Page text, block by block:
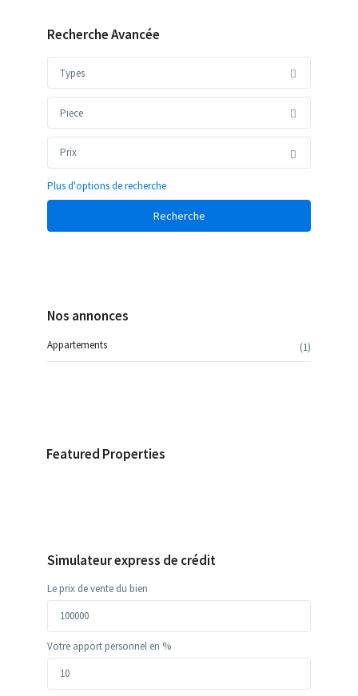
Recherche Avancée
Types
Piece
Prix
Plus d'options de recherche
Recherche
Nos annonces
Appartements (1)
Featured Properties
Simulateur express de crédit
Le prix de vente du bien
Votre apport personnel en %